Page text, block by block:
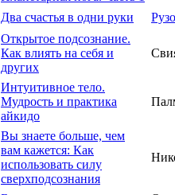
Два счастья в одни руки
Открытое подсознание.
Как влиять на себя и
других
Интуитивное тело.
Мудрость и практика
айкидо
Вы знаете больше, чем
вам кажется: Как
использовать силу
сверхподсознания